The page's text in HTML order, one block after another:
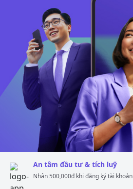
An tâm đầu tư & tích luỹ
Nhận 500,000đ khi đăng ký tài khoản